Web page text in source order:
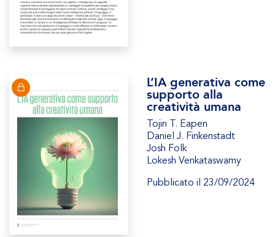
L’IA generativa come
supporto alla
creatività umana
Tojin T. Eapen
Daniel J. Finkenstadt
Josh Folk
Lokesh Venkataswamy
Pubblicato il 23/09/2024